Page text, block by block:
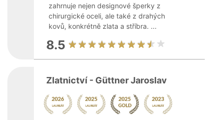
zahrnuje nejen designové šperky z
chirurgické oceli, ale také z drahých
kovů, konkrétně zlata a stříbra. ...
8.5
Zlatnictví - Güttner Jaroslav